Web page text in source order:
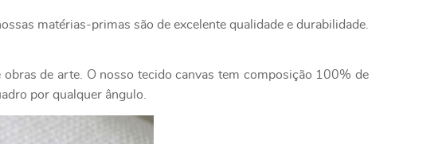
matérias-primas são de excelente qualidade e durabilidade.
de arte. O nosso tecido canvas tem composição 100% de
por qualquer ângulo.